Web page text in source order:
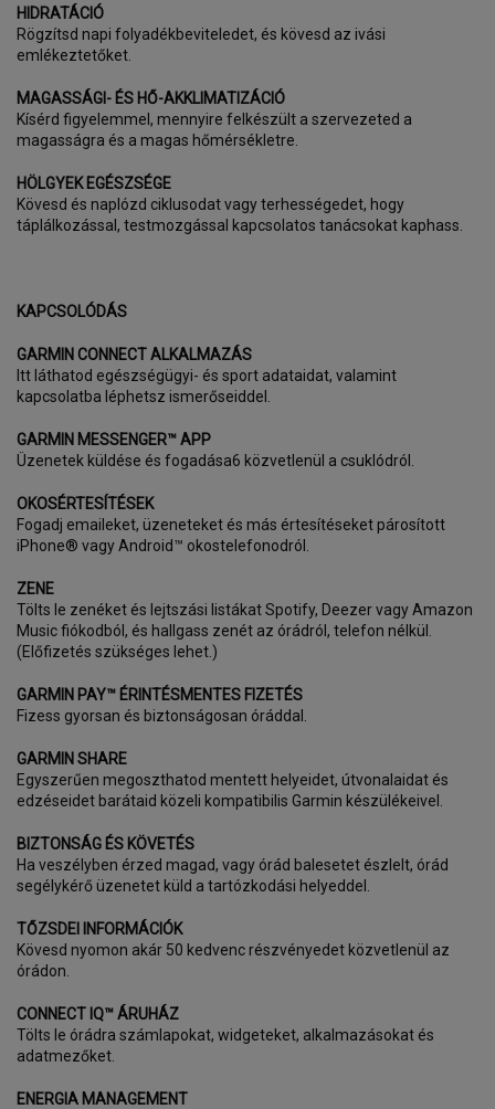
HIDRATÁCIÓ
Rögzítsd napi folyadékbeviteledet, és kövesd az ivási
emlékeztetőket.
MAGASSÁGI- ÉS HŐ-AKKLIMATIZÁCIÓ
Kísérd figyelemmel, mennyire felkészült a szervezeted a
magasságra és a magas hőmérsékletre.
HÖLGYEK EGÉSZSÉGE
Kövesd és naplózd ciklusodat vagy terhességedet, hogy
táplálkozással, testmozgással kapcsolatos tanácsokat kaphass.
KAPCSOLÓDÁS
GARMIN CONNECT ALKALMAZÁS
Itt láthatod egészségügyi- és sport adataidat, valamint
kapcsolatba léphetsz ismerőseiddel.
GARMIN MESSENGER™ APP
Üzenetek küldése és fogadása6 közvetlenül a csuklódról.
OKOSÉRTESÍTÉSEK
Fogadj emaileket, üzeneteket és más értesítéseket párosított
iPhone® vagy Android™ okostelefonodról.
ZENE
Tölts le zenéket és lejtszási listákat Spotify, Deezer vagy Amazon
Music fiókodból, és hallgass zenét az órádról, telefon nélkül.
(Előfizetés szükséges lehet.)
GARMIN PAY™ ÉRINTÉSMENTES FIZETÉS
Fizess gyorsan és biztonságosan óráddal.
GARMIN SHARE
Egyszerűen megoszthatod mentett helyeidet, útvonalaidat és
edzéseidet barátaid közeli kompatibilis Garmin készülékeivel.
BIZTONSÁG ÉS KÖVETÉS
Ha veszélyben érzed magad, vagy órád balesetet észlelt, órád
segélykérő üzenetet küld a tartózkodási helyeddel.
TŐZSDEI INFORMÁCIÓK
Kövesd nyomon akár 50 kedvenc részvényedet közvetlenül az
órádon.
CONNECT IQ™ ÁRUHÁZ
Tölts le órádra számlapokat, widgeteket, alkalmazásokat és
adatmezőket.
ENERGIA MANAGEMENT